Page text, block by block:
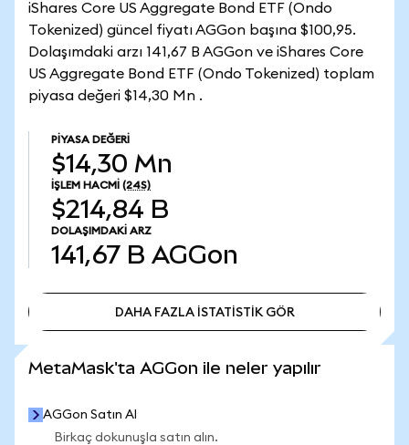
iShares Core US Aggregate Bond ETF (Ondo
Tokenized) güncel fiyatı AGGon başına $100,95.
Dolaşımdaki arzı 141,67 B AGGon ve iShares Core
US Aggregate Bond ETF (Ondo Tokenized) toplam
piyasa değeri $14,30 Mn .
PIYASA DEĞERI
$14,30 Mn
İŞLEM HACMI (24S)
$214,84 B
DOLAŞIMDAKI ARZ
141,67 B AGGon
DAHA FAZLA İSTATİSTİK GÖR
MetaMask'ta AGGon ile neler yapılır
AGGon Satın Al
Birkaç dokunuşla satın alın.